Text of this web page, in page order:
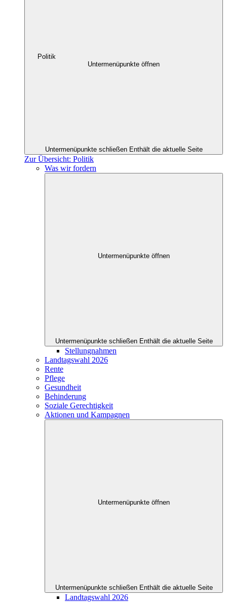
Politik
Untermenüpunkte öffnen
Untermenüpunkte schließen Enthält die aktuelle Seite
Zur Übersicht: Politik
Was wir fordern
Untermenüpunkte öffnen
Untermenüpunkte schließen Enthält die aktuelle Seite
Stellungnahmen
Landtagswahl 2026
Rente
Pflege
Gesundheit
Behinderung
Soziale Gerechtigkeit
Aktionen und Kampagnen
Untermenüpunkte öffnen
Untermenüpunkte schließen Enthält die aktuelle Seite
Landtagswahl 2026